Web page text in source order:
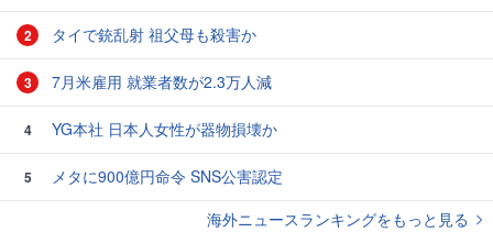
2 タイで銃乱射 祖父母も殺害か
3 7月米雇用 就業者数が2.3万人減
4 YG本社 日本人女性が器物損壊か
5
メタに900億円命令 SNS公害認定
海外ニュースランキングをもっと見る